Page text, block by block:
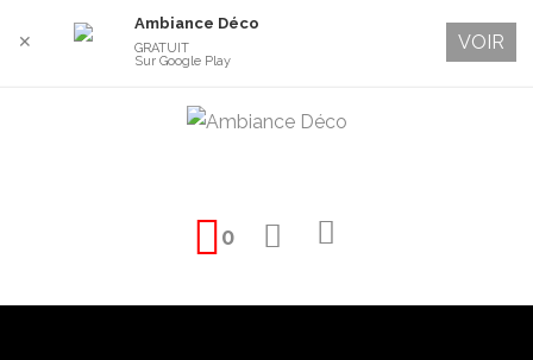
0
✕
Ambiance Déco
GRATUIT
Sur Google Play
VOIR